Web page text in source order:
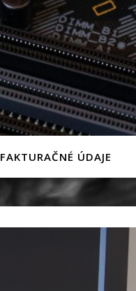
FAKTURAČNÉ ÚDAJE